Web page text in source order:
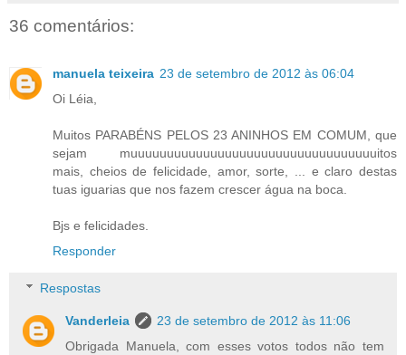
36 comentários:
manuela teixeira 23 de setembro de 2012 às 06:04
Oi Léia,
Muitos PARABÉNS PELOS 23 ANINHOS EM COMUM, que
sejam muuuuuuuuuuuuuuuuuuuuuuuuuuuuuuuuuuitos
mais, cheios de felicidade, amor, sorte, ... e claro destas
tuas iguarias que nos fazem crescer água na boca.
Bjs e felicidades.
Responder
Respostas
Vanderleia
23 de setembro de 2012 às 11:06
Obrigada Manuela, com esses votos todos não tem